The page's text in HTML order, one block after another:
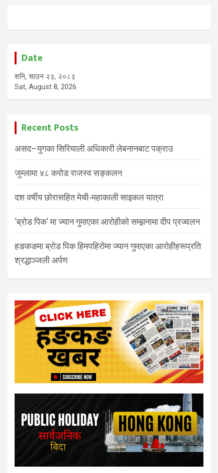
Date
शनि, साउन २३, २०८३
Sat, August 8, 2026
Recent Posts
असद–युगका सिरियाली अधिकारी लेबनानबाट पक्राउ
जुम्लामा ४८ करोड राजस्व सङ्कलन
दश वर्षीय छोरासहित मेची-महाकाली साइकल यात्रा
‘ब्रोड पिक’ मा ज्यान गुमाएका आरोहीको सम्झनामा दीप प्रज्वलन
हङकङमा ब्रोड पिक हिमपहिरोमा ज्यान गुमाएका आरोहीहरूप्रति
श्रद्धाञ्जली अर्पण